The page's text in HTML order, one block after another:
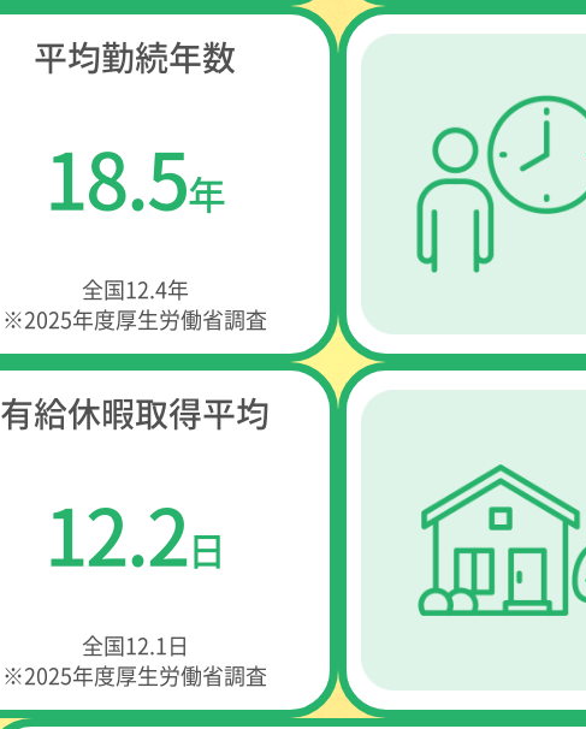
平均勤続年数
18.5年
全国12.4年
※2025年度厚生労働省調査
有給休暇取得平均
12.2日
全国12.1日
※2025年度厚生労働省調査